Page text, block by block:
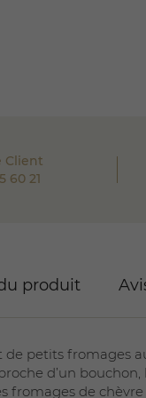
Client
60 21
produit
de petits fromages
d’un
fromages de